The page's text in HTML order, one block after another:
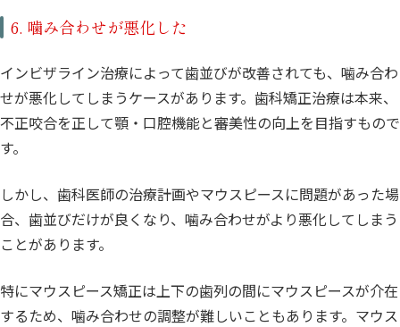
6. 噛み合わせが悪化した
インビザライン治療によって歯並びが改善されても、噛み合わ
せが悪化してしまうケースがあります。歯科矯正治療は本来、
不正咬合を正して顎・口腔機能と審美性の向上を目指すもので
す。
しかし、歯科医師の治療計画やマウスピースに問題があった場
合、歯並びだけが良くなり、噛み合わせがより悪化してしまう
ことがあります。
特にマウスピース矯正は上下の歯列の間にマウスピースが介在
するため、噛み合わせの調整が難しいこともあります。マウス